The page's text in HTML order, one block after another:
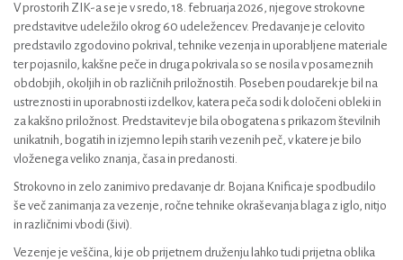
V prostorih ZIK-a se je v sredo, 18. februarja 2026, njegove strokovne
predstavitve udeležilo okrog 60 udeležencev. Predavanje je celovito
predstavilo zgodovino pokrival, tehnike vezenja in uporabljene materiale
ter pojasnilo, kakšne peče in druga pokrivala so se nosila v posameznih
obdobjih, okoljih in ob različnih priložnostih. Poseben poudarek je bil na
ustreznosti in uporabnosti izdelkov, katera peča sodi k določeni obleki in
za kakšno priložnost. Predstavitev je bila obogatena s prikazom številnih
unikatnih, bogatih in izjemno lepih starih vezenih peč, v katere je bilo
vloženega veliko znanja, časa in predanosti.
Strokovno in zelo zanimivo predavanje dr. Bojana Knifica je spodbudilo
še več zanimanja za vezenje, ročne tehnike okraševanja blaga z iglo, nitjo
in različnimi vbodi (šivi).
Vezenje je veščina, ki je ob prijetnem druženju lahko tudi prijetna oblika